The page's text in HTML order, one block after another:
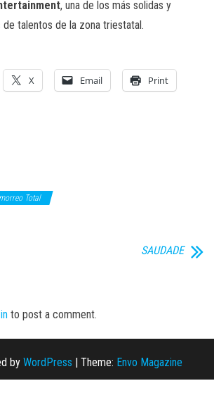
, una de los más solidas y
talentos de la zona triestatal.
X Email Print
Total
SAUDADE
to post a comment.
by WordPress Theme: Envo Magazine